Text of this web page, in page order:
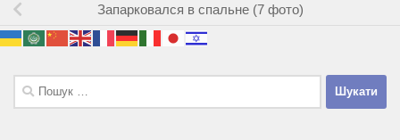
Запарковался в спальне (7 фото)
Пошук: